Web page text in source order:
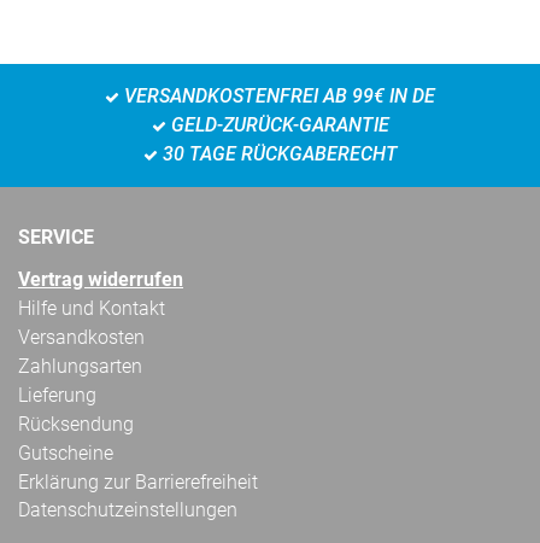
VERSANDKOSTENFREI AB 99€ IN DE
GELD-ZURÜCK-GARANTIE
30 TAGE RÜCKGABERECHT
SERVICE
Vertrag widerrufen
Hilfe und Kontakt
Versandkosten
Zahlungsarten
Lieferung
Rücksendung
Gutscheine
Erklärung zur Barrierefreiheit
Datenschutzeinstellungen